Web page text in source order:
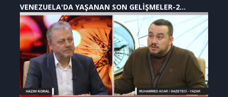
VENEZUELA'DA YAŞANAN SON GELİŞMELER-2
(07.01.2026)